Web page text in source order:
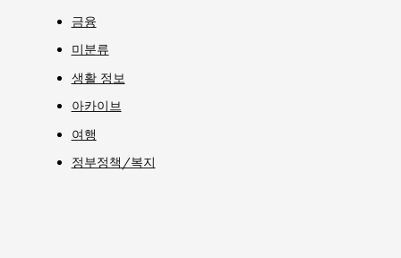
금융
미분류
생활 정보
아카이브
여행
정부정책/복지